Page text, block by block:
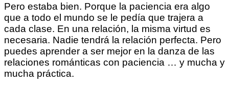
Pero estaba bien. Porque la paciencia era algo
que a todo el mundo se le pedía que trajera a
cada clase. En una relación, la misma virtud es
necesaria. Nadie tendrá la relación perfecta. Pero
puedes aprender a ser mejor en la danza de las
relaciones románticas con paciencia … y mucha y
mucha práctica.